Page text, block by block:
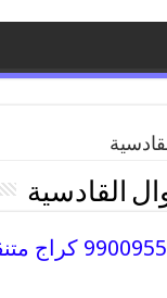
القادسية
افضل خدمة بنشر